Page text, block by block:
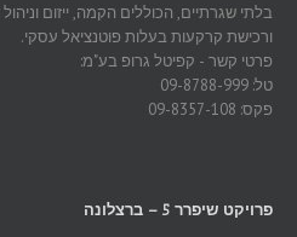
בלתי שגרתיים, הכוללים הקמה, ייזום
ורכישת קרקעות בעלות פוטנציאל עסקי.
פרטי קשר - קפיטל גרופ בע"מ:
טל: 09-8788-999
פקס: 09-8357-108
פרויקט שיפרר 5 – ברצלונה